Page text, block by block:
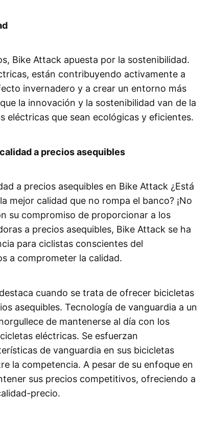
Bike Attack apuesta por la sostenibilidad.
están contribuyendo activamente a
invernadero y a crear un entorno más
la innovación y la sostenibilidad van de la
eléctricas que sean ecológicas y eficientes.
a precios asequibles
a precios asequibles en Bike Attack ¿Está
mejor calidad que no rompa el banco? ¡No
su compromiso de proporcionar a los
a precios asequibles, Bike Attack se ha
para ciclistas conscientes del
a comprometer la calidad.
cuando se trata de ofrecer bicicletas
asequibles. Tecnología de vanguardia a un
de mantenerse al día con los
eléctricas. Se esfuerzan
de vanguardia en sus bicicletas
la competencia. A pesar de su enfoque en
sus precios competitivos, ofreciendo a
precio.